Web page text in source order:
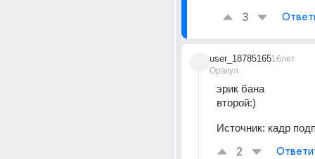
3
user_18785165
Оракул
16лет
эрик бана
второй:)
Источник: кадр
2